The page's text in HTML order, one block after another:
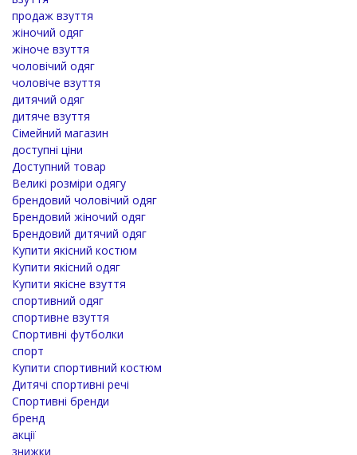
продаж взуття
жіночий одяг
жіноче взуття
чоловічий одяг
чоловіче взуття
дитячий одяг
дитяче взуття
Сімейний магазин
доступні ціни
Доступний товар
Великі розміри одягу
брендовий чоловічий одяг
Брендовий жіночий одяг
Брендовий дитячий одяг
Купити якісний костюм
Купити якісний одяг
Купити якісне взуття
спортивний одяг
спортивне взуття
Спортивні футболки
спорт
Купити спортивний костюм
Дитячі спортивні речі
Спортивні бренди
бренд
акції
знижки